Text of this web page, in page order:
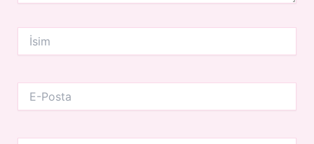
İsim
Posta